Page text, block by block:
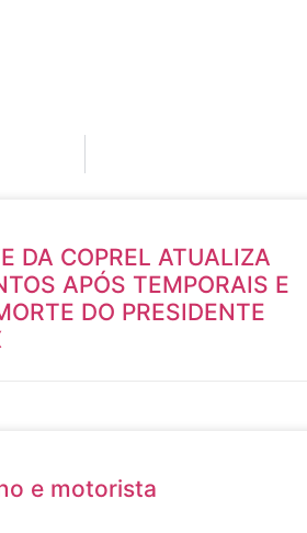
DA COPREL ATUALIZA
APÓS TEMPORAIS E
DO PRESIDENTE
e motorista